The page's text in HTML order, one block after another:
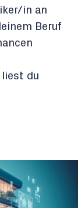
in an
Beruf
du